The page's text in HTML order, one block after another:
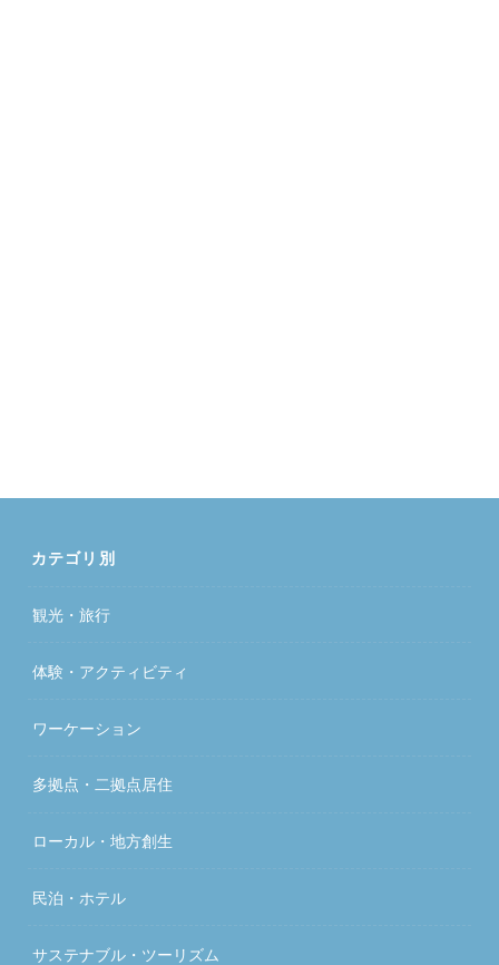
カテゴリ別
観光・旅行
体験・アクティビティ
ワーケーション
多拠点・二拠点居住
ローカル・地方創生
民泊・ホテル
サステナブル・ツーリズム